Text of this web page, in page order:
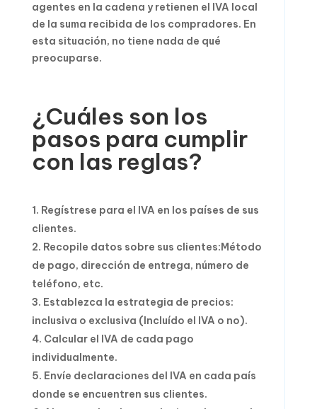
agentes en la cadena y retienen el IVA local
de la suma recibida de los compradores. En
esta situación, no tiene nada de qué
preocuparse.
¿Cuáles son los
pasos para cumplir
con las reglas?
Regístrese para el IVA en los países de sus
clientes.
Recopile datos sobre sus clientes:Método
de pago, dirección de entrega, número de
teléfono, etc.
Establezca la estrategia de precios:
inclusiva o exclusiva (Incluído el IVA o no).
Calcular el IVA de cada pago
individualmente.
Envíe declaraciones del IVA en cada país
donde se encuentren sus clientes.